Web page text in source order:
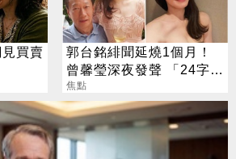
買賣
郭台銘緋聞延燒1個月！
曾馨瑩深夜發聲 「24字」
吐盡最心繫的事
焦點